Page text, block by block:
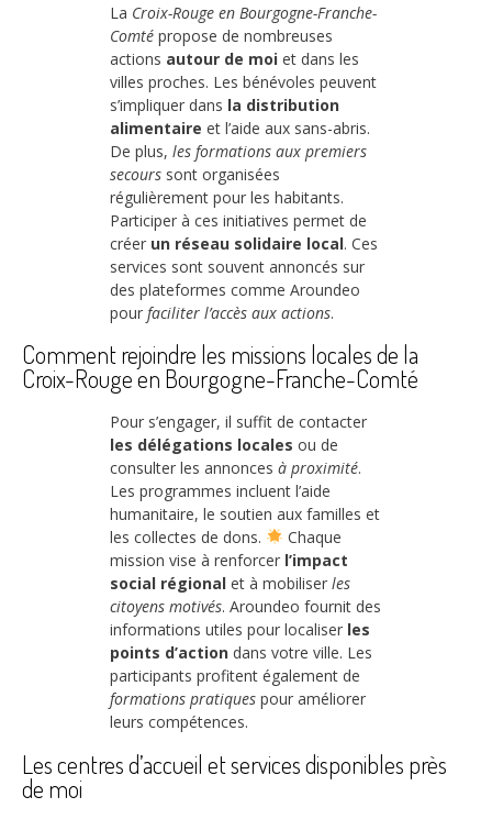
La Croix-Rouge en Bourgogne-Franche-
Comté propose de nombreuses
actions autour de moi et dans les
villes proches. Les bénévoles peuvent
s’impliquer dans la distribution
alimentaire et l’aide aux sans-abris.
De plus, les formations aux premiers
secours sont organisées
régulièrement pour les habitants.
Participer à ces initiatives permet de
créer un réseau solidaire local. Ces
services sont souvent annoncés sur
des plateformes comme Aroundeo
pour faciliter l’accès aux actions.
Comment rejoindre les missions locales de la
Croix-Rouge en Bourgogne-Franche-Comté
Pour s’engager, il suffit de contacter
les délégations locales ou de
consulter les annonces à proximité.
Les programmes incluent l’aide
humanitaire, le soutien aux familles et
les collectes de dons.
Chaque
mission vise à renforcer l’impact
social régional et à mobiliser les
citoyens motivés. Aroundeo fournit des
informations utiles pour localiser les
points d’action dans votre ville. Les
participants profitent également de
formations pratiques pour améliorer
leurs compétences.
Les centres d’accueil et services disponibles près
de moi